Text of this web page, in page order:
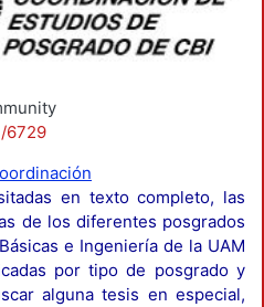
6729
en texto completo, las
de los diferentes posgrados
e Ingeniería de la UAM
por tipo de posgrado y
alguna tesis en especial,